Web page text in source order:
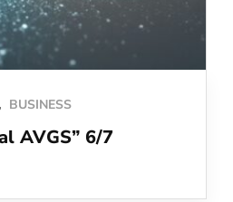
BUSINESS
AVGS” 6/7